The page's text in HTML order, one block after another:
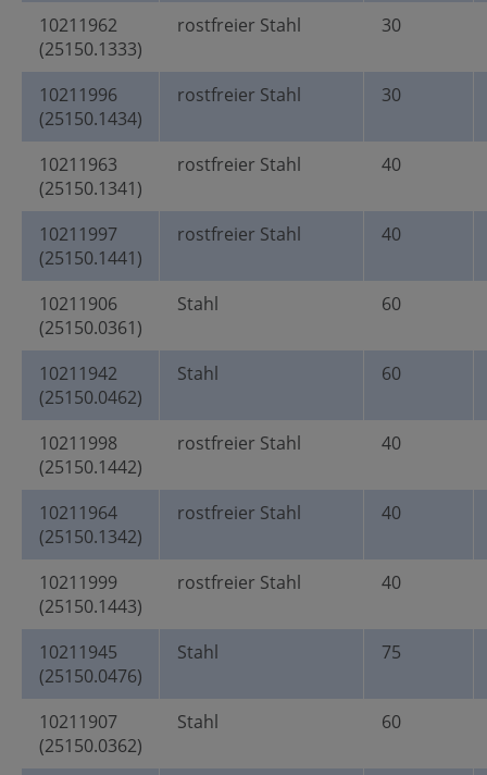
10211962
(25150.1333)
rostfreier Stahl 30
10211996
(25150.1434)
rostfreier Stahl 30
10211963
(25150.1341)
rostfreier Stahl 40
10211997
(25150.1441)
rostfreier Stahl 40
10211906
(25150.0361)
Stahl 60
10211942
(25150.0462)
Stahl 60
10211998
(25150.1442)
rostfreier Stahl 40
10211964
(25150.1342)
rostfreier Stahl 40
10211999
(25150.1443)
rostfreier Stahl 40
10211945
(25150.0476)
Stahl 75
10211907
(25150.0362)
Stahl 60